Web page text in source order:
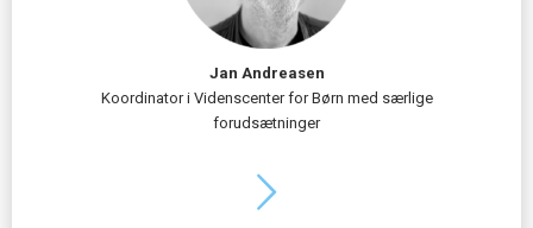
Jan Andreasen
Koordinator i Videnscenter for Børn med særlige
forudsætninger